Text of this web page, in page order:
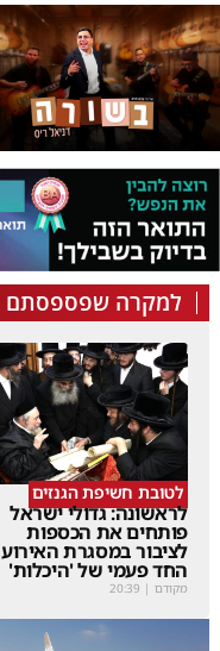
למקרה שפספסתם
לטובת חשיפת הגנזים
לראשונה: גדולי ישראל
פותחים את הכספות
לציבור במסגרת האירוע
החד פעמי של 'היכלות'
מקודם |
20:39